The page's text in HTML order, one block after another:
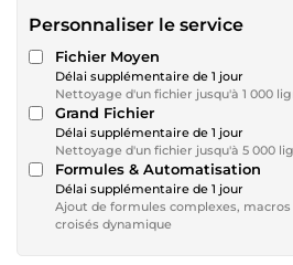
Personnaliser le service
Fichier Moyen
Délai supplémentaire de 1 jour
Nettoyage d'un fichier jusqu'à 1 000
Grand Fichier
Délai supplémentaire de 1 jour
Nettoyage d'un fichier jusqu'à 5 000
Formules & Automatisation
Délai supplémentaire de 1 jour
Ajout de formules complexes,
croisés dynamique